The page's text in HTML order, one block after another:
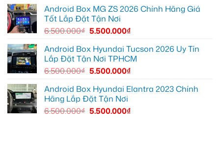
YouTube
tiện
lợi
hơn
Android Box MG ZS 2026 Chính Hãng Giá
Tốt Lắp Đặt Tận Nơi
6.500.000₫ 5.500.000₫
Android Box Hyundai Tucson 2026 Uy Tín
Lắp Đặt Tận Nơi TPHCM
6.500.000₫ 5.500.000₫
Android Box Hyundai Elantra 2023 Chính
Hãng Lắp Đặt Tận Nơi
6.500.000₫ 5.500.000₫